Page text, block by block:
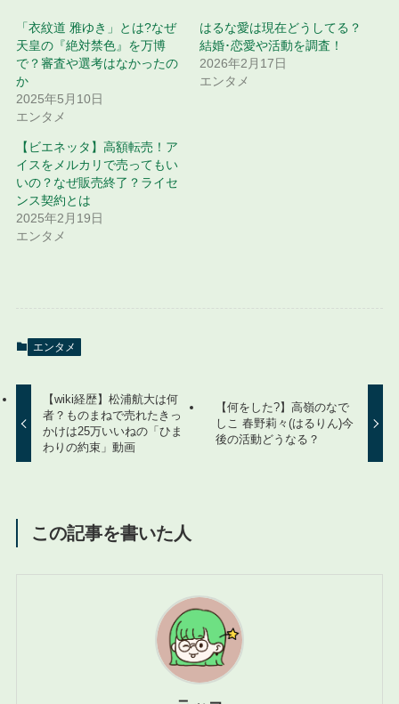
「衣紋道 雅ゆき」とは?なぜ
天皇の『絶対禁色』を万博
で？審査や選考はなかったの
か
2025年5月10日
エンタメ
はるな愛は現在どうしてる？
結婚･恋愛や活動を調査！
2026年2月17日
エンタメ
【ビエネッタ】高額転売！ア
イスをメルカリで売ってもい
いの？なぜ販売終了？ライセ
ンス契約とは
2025年2月19日
エンタメ
エンタメ
【wiki経歴】松浦航大は何
者？ものまねで売れたきっ
かけは25万いいねの「ひま
わりの約束」動画
【何をした?】高嶺のなで
しこ 春野莉々(はるりん)今
後の活動どうなる？
この記事を書いた人